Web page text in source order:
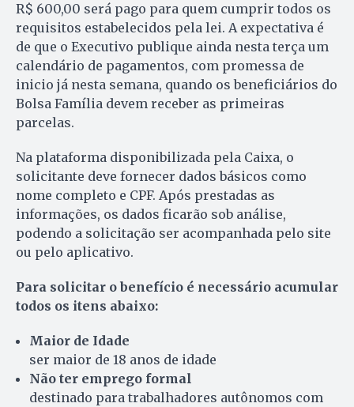
R$ 600,00 será pago para quem cumprir todos os
requisitos estabelecidos pela lei. A expectativa é
de que o Executivo publique ainda nesta terça um
calendário de pagamentos, com promessa de
inicio já nesta semana, quando os beneficiários do
Bolsa Família devem receber as primeiras
parcelas.
Na plataforma disponibilizada pela Caixa, o
solicitante deve fornecer dados básicos como
nome completo e CPF. Após prestadas as
informações, os dados ficarão sob análise,
podendo a solicitação ser acompanhada pelo site
ou pelo aplicativo.
Para solicitar o benefício é necessário acumular
todos os itens abaixo:
Maior de Idade
ser maior de 18 anos de idade
Não ter emprego formal
destinado para trabalhadores autônomos com